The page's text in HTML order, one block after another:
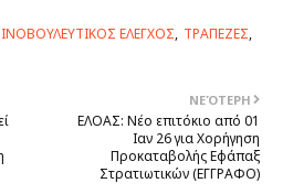
ΕΛΕΓΧΟΣ ΤΡΑΠΕΖΕΣ
ΝΕΌΤΕΡΗ
ΕΛΟΑΣ: Νέο επιτόκιο από 01
Ιαν 26 για Χορήγηση
Προκαταβολής Εφάπαξ
Στρατιωτικών (ΕΓΓΡΑΦΟ)